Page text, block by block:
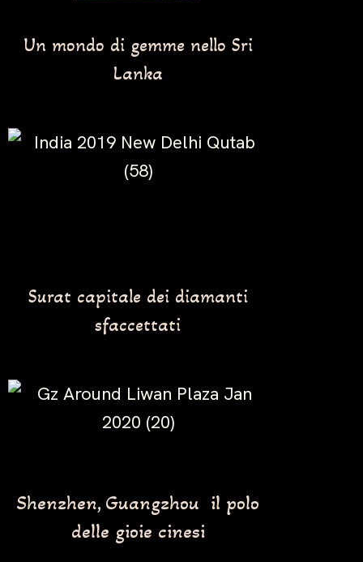
Un mondo di gemme nello Sri
Lanka
Surat capitale dei diamanti
sfaccettati
Shenzhen, Guangzhou il polo
delle gioie cinesi